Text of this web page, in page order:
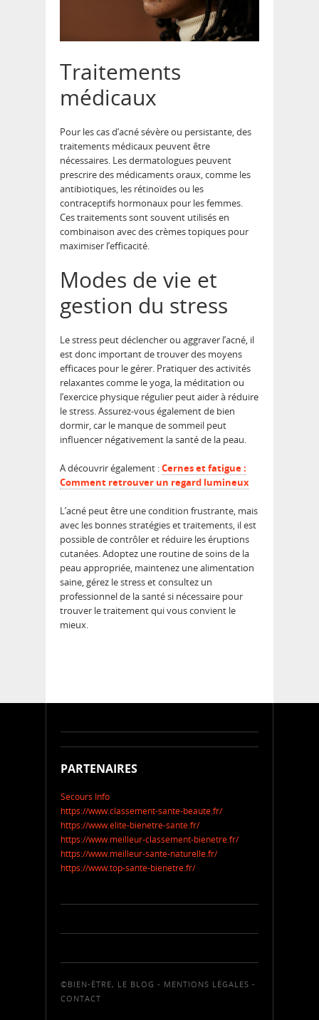
Traitements
médicaux
Pour les cas d’acné sévère ou persistante, des
traitements médicaux peuvent être
nécessaires. Les dermatologues peuvent
prescrire des médicaments oraux, comme les
antibiotiques, les rétinoïdes ou les
contraceptifs hormonaux pour les femmes.
Ces traitements sont souvent utilisés en
combinaison avec des crèmes topiques pour
maximiser l’efficacité.
Modes de vie et
gestion du stress
Le stress peut déclencher ou aggraver l’acné, il
est donc important de trouver des moyens
efficaces pour le gérer. Pratiquer des activités
relaxantes comme le yoga, la méditation ou
l’exercice physique régulier peut aider à réduire
le stress. Assurez-vous également de bien
dormir, car le manque de sommeil peut
influencer négativement la santé de la peau.
A découvrir également :Cernes et fatigue :
Comment retrouver un regard lumineux
L’acné peut être une condition frustrante, mais
avec les bonnes stratégies et traitements, il est
possible de contrôler et réduire les éruptions
cutanées. Adoptez une routine de soins de la
peau appropriée, maintenez une alimentation
saine, gérez le stress et consultez un
professionnel de la santé si nécessaire pour
trouver le traitement qui vous convient le
mieux.
PARTENAIRES
Secours Info
https://www.classement-sante-beaute.fr/
https://www.elite-bienetre-sante.fr/
https://www.meilleur-classement-bienetre.fr/
https://www.meilleur-sante-naturelle.fr/
https://www.top-sante-bienetre.fr/
©BIEN-ÊTRE, LE BLOG - MENTIONS LÉGALES -
CONTACT